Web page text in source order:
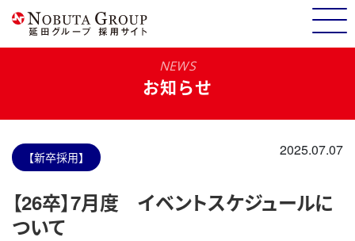
NEWS
お知らせ
【新卒採用】 2025.07.07
【26卒】7月度 イベントスケジュールに
ついて